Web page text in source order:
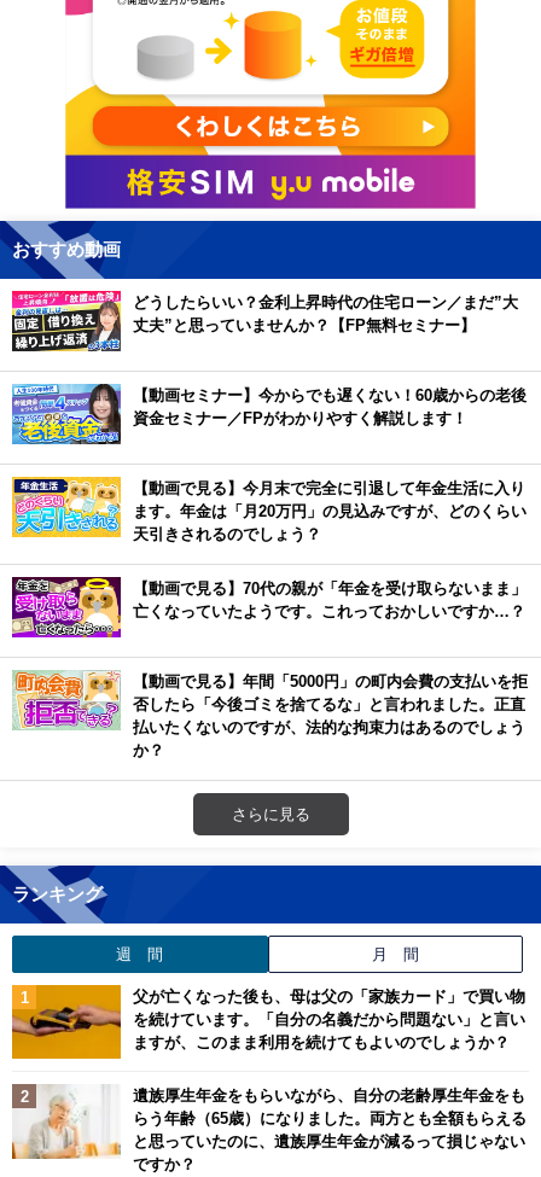
おすすめ動画
どうしたらいい？金利上昇時代の住宅ローン／まだ”大
丈夫”と思っていませんか？【FP無料セミナー】
【動画セミナー】今からでも遅くない！60歳からの老後
資金セミナー／FPがわかりやすく解説します！
【動画で見る】今月末で完全に引退して年金生活に入り
ます。年金は「月20万円」の見込みですが、どのくらい
天引きされるのでしょう？
【動画で見る】70代の親が「年金を受け取らないまま」
亡くなっていたようです。これっておかしいですか…？
【動画で見る】年間「5000円」の町内会費の支払いを拒
否したら「今後ゴミを捨てるな」と言われました。正直
払いたくないのですが、法的な拘束力はあるのでしょう
か？
さらに見る
ランキング
週 間 月 間
父が亡くなった後も、母は父の「家族カード」で買い物
を続けています。「自分の名義だから問題ない」と言い
ますが、このまま利用を続けてもよいのでしょうか？
遺族厚生年金をもらいながら、自分の老齢厚生年金をも
らう年齢（65歳）になりました。両方とも全額もらえる
と思っていたのに、遺族厚生年金が減るって損じゃない
ですか？